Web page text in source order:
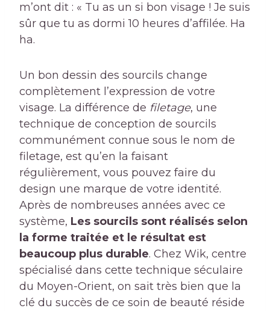
m’ont dit : « Tu as un si bon visage ! Je suis
sûr que tu as dormi 10 heures d’affilée. Ha
ha.
Un bon dessin des sourcils change
complètement l’expression de votre
visage. La différence de filetage, une
technique de conception de sourcils
communément connue sous le nom de
filetage, est qu’en la faisant
régulièrement, vous pouvez faire du
design une marque de votre identité.
Après de nombreuses années avec ce
système, Les sourcils sont réalisés selon
la forme traitée et le résultat est
beaucoup plus durable. Chez Wik, centre
spécialisé dans cette technique séculaire
du Moyen-Orient, on sait très bien que la
clé du succès de ce soin de beauté réside